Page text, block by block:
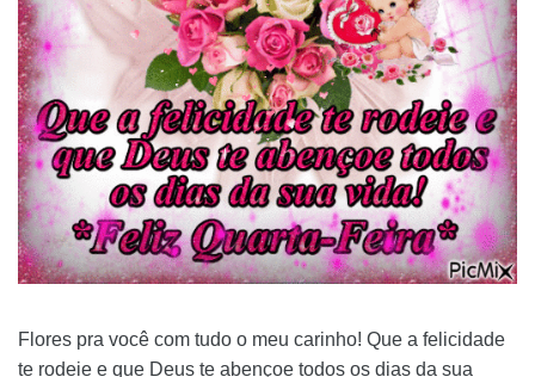
Flores pra você com tudo o meu carinho! Que a felicidade
te rodeie e que Deus te abençoe todos os dias da sua